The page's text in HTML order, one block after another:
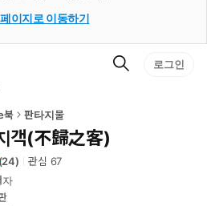
이지로 이동하기
검
로그인
북 판타지물
객(不歸之客)
(24) 관심 67
자